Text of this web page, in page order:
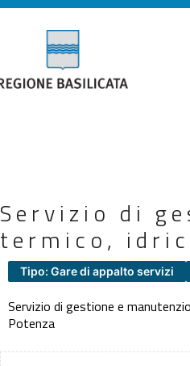
Servizio di
termico,
Tipo: Gare di appalto servizi
Servizio di gestione e
Potenza